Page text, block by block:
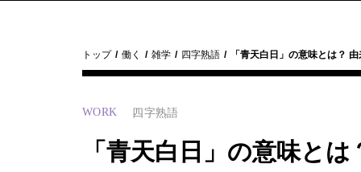
トップ 働く 雑学 四字熟語 「青天白日」の意味とは？
WORK 四字熟語
「青天白日」の意味と